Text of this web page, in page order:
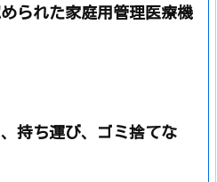
られた家庭用管理医療機
持ち運び、ゴミ捨てな